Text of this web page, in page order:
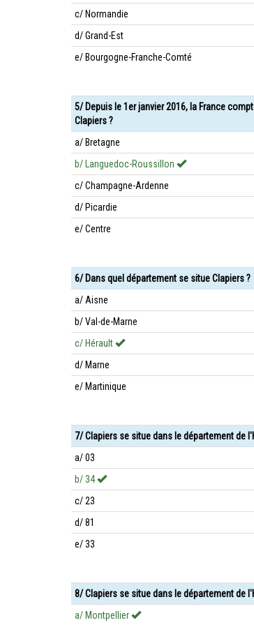
c/ Normandie
d/ Grand-Est
e/ Bourgogne-Franche-Comté
5/ Depuis le 1er janvier 2016, la France
Clapiers ?
a/ Bretagne
b/ Languedoc-Roussillon
c/ Champagne-Ardenne
d/ Picardie
e/ Centre
6/ Dans quel département se situe Clapiers ?
a/ Aisne
b/ Val-de-Marne
c/ Hérault
d/ Marne
e/ Martinique
7/ Clapiers se situe dans le département de
a/ 03
b/ 34
c/ 23
d/ 81
e/ 33
8/ Clapiers se situe dans le département de
a/ Montpellier